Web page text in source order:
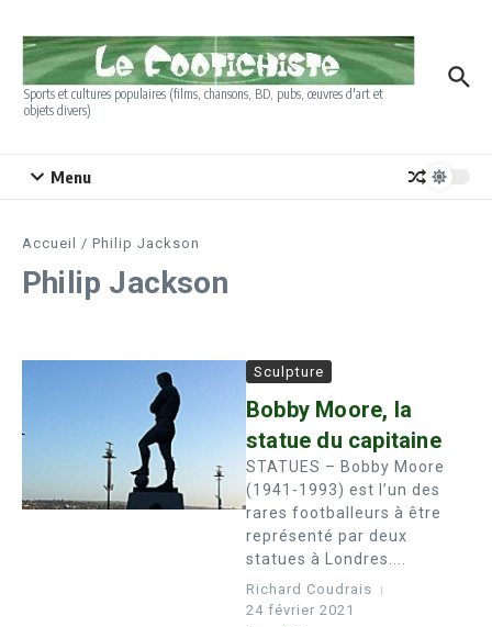
Sports et cultures populaires (films, chansons, BD, pubs, œuvres d'art et
objets divers)
Menu
Accueil / Philip Jackson
Philip Jackson
Sculpture
Bobby Moore, la
statue du capitaine
STATUES – Bobby Moore
(1941-1993) est l’un des
rares footballeurs à être
représenté par deux
statues à Londres....
Richard Coudrais
24 février 2021